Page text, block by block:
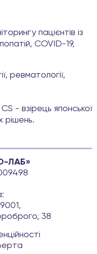
пацієнтів із
COVID-19,
ревматології,
- взірець японської
рішень.
ЛАБ»
38